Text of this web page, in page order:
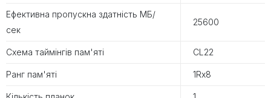
Ефективна пропускна здатність MБ/
сек
25600
Схема таймінгів пам'яті CL22
Ранг пам'яті 1Rx8